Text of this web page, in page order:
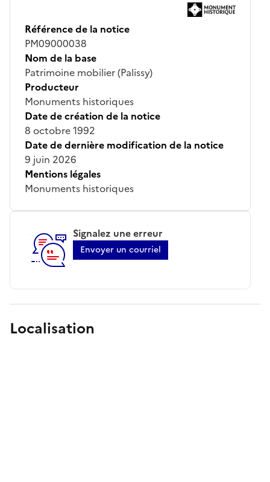
Référence de la notice
PM09000038
Nom de la base
Patrimoine mobilier (Palissy)
Producteur
Monuments historiques
Date de création de la notice
8 octobre 1992
Date de dernière modification de la notice
9 juin 2026
Mentions légales
Monuments historiques
Signalez une erreur
Envoyer un courriel
Localisation